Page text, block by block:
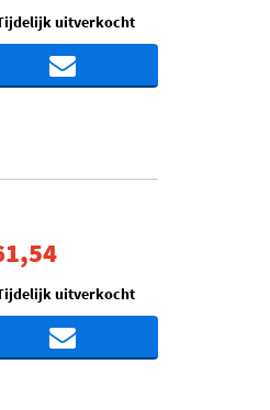
uitverkocht
uitverkocht